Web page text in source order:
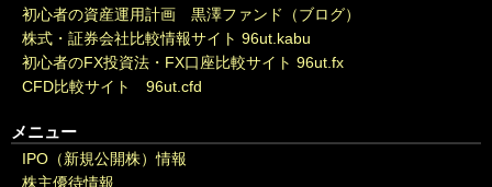
初心者の資産運用計画 黒澤ファンド（ブログ）
株式・証券会社比較情報サイト 96ut.kabu
初心者のFX投資法・FX口座比較サイト 96ut.fx
CFD比較サイト 96ut.cfd
メニュー
IPO（新規公開株）情報
株主優待情報